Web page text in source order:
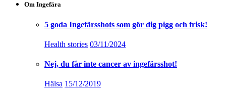
Om Ingefära
5 goda Ingefärsshots som gör dig pigg och frisk!
Health stories 03/11/2024
Nej, du får inte cancer av ingefärsshot!
Hälsa 15/12/2019